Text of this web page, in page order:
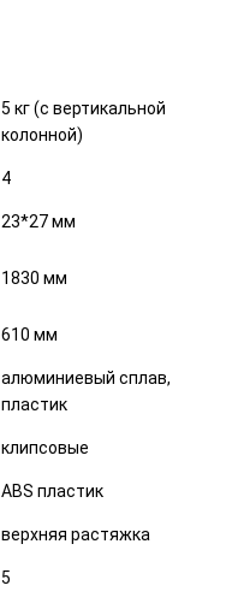
5 кг (с вертикальной
колонной)
4
23*27 мм
1830 мм
610 мм
алюминиевый сплав,
пластик
клипсовые
ABS пластик
верхняя растяжка
5